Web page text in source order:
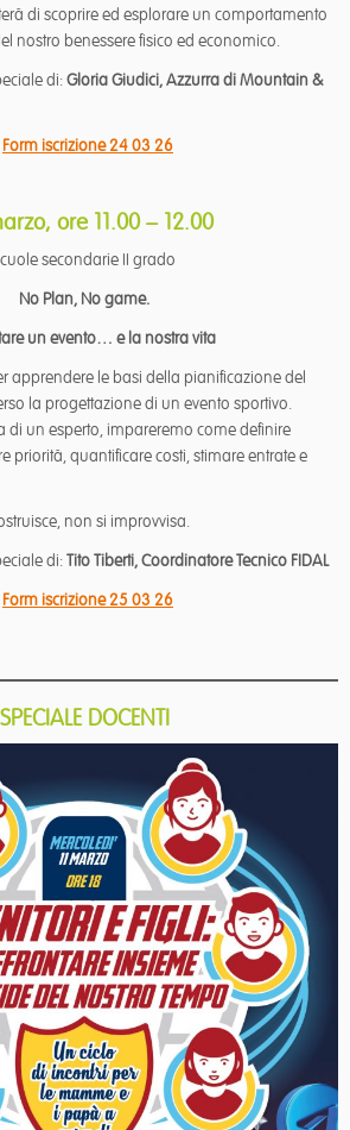
di scoprire ed esplorare un comportamento
nostro benessere fisico ed economico.
di:Gloria Giudici, Azzurra di Mountain &
Form iscrizione 24 03 26
ore 11.00 – 12.00
secondarie II grado
No Plan, No game.
un evento… e la nostra vita
apprendere le basi della pianificazione del
la progettazione di un evento sportivo.
di un esperto, impareremo come definire
priorità, quantificare costi, stimare entrate e
non si improvvisa.
di:Tito Tiberti, Coordinatore Tecnico FIDAL
Form iscrizione 25 03 26
SPECIALE DOCENTI